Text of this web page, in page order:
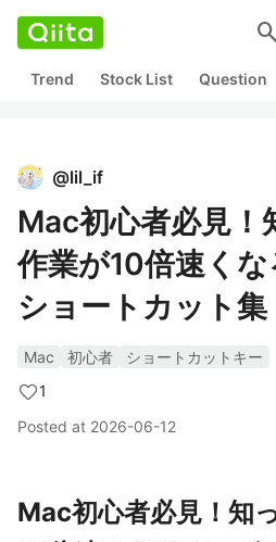
search
Trend Stock List Question
@lil_if
Mac初心者必見！
作業が10倍速く
ショートカット集
Mac 初心者
ショートカットキー
1
Posted at 2026-06-12
Mac初心者必見！知